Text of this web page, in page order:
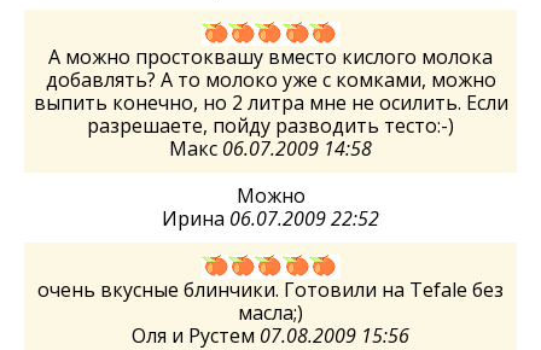
А можно простоквашу вместо кислого молока
добавлять? А то молоко уже с комками, можно
выпить конечно, но 2 литра мне не осилить. Если
разрешаете, пойду разводить тесто:-)
Макс 06.07.2009 14:58
Можно
Ирина 06.07.2009 22:52
очень вкусные блинчики. Готовили на Tefalе без
масла;)
Оля и Рустем 07.08.2009 15:56